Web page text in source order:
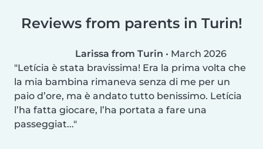
Reviews from parents in Turin!
Larissa from Turin • March 2026
Letícia è stata bravissima! Era la prima volta che
la mia bambina rimaneva senza di me per un
paio d’ore, ma è andato tutto benissimo. Letícia
l’ha fatta giocare, l’ha portata a fare una
passeggiat...